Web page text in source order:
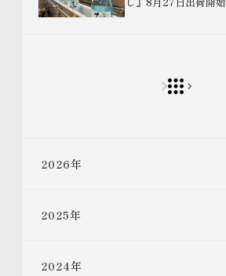
2026年
2025年
2024年